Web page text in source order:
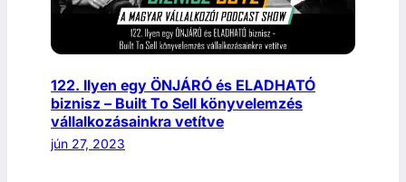
122. Ilyen egy ÖNJÁRÓ és ELADHATÓ
biznisz – Built To Sell könyvelemzés
vállalkozásainkra vetítve
jún 27, 2023